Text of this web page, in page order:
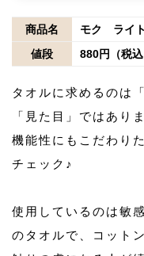
商品名
モク ライ
値段
880円（税込
タオルに求めるのは
「見た目」ではあり
機能性にもこだわり
チェック♪
使用しているのは敏
のタオルで、コット